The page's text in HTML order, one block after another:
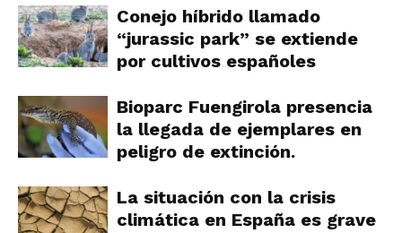
Conejo híbrido llamado
“jurassic park” se extiende
por cultivos españoles
Bioparc Fuengirola presencia
la llegada de ejemplares en
peligro de extinción.
La situación con la crisis
climática en España es grave